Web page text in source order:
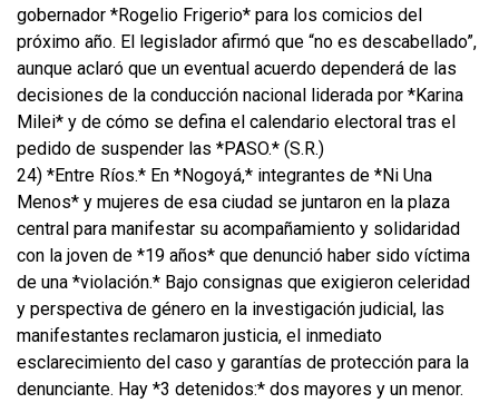
gobernador *Rogelio Frigerio* para los comicios del
próximo año. El legislador afirmó que “no es descabellado”,
aunque aclaró que un eventual acuerdo dependerá de las
decisiones de la conducción nacional liderada por *Karina
Milei* y de cómo se defina el calendario electoral tras el
pedido de suspender las *PASO.* (S.R.)
24) *Entre Ríos.* En *Nogoyá,* integrantes de *Ni Una
Menos* y mujeres de esa ciudad se juntaron en la plaza
central para manifestar su acompañamiento y solidaridad
con la joven de *19 años* que denunció haber sido víctima
de una *violación.* Bajo consignas que exigieron celeridad
y perspectiva de género en la investigación judicial, las
manifestantes reclamaron justicia, el inmediato
esclarecimiento del caso y garantías de protección para la
denunciante. Hay *3 detenidos:* dos mayores y un menor.